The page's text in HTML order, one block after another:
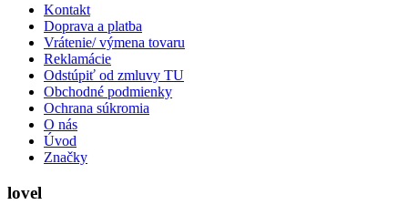
Kontakt
Doprava a platba
Vrátenie/ výmena tovaru
Reklamácie
Odstúpiť od zmluvy TU
Obchodné podmienky
Ochrana súkromia
O nás
Úvod
Značky
lovel